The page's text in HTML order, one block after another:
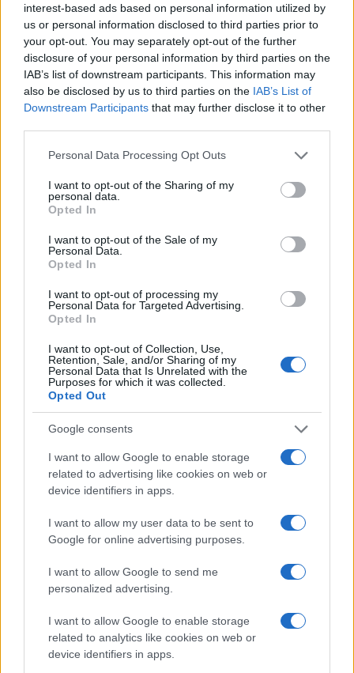
interest-based ads based on personal information utilized by
us or personal information disclosed to third parties prior to
your opt-out. You may separately opt-out of the further
disclosure of your personal information by third parties on the
IAB’s list of downstream participants. This information may
also be disclosed by us to third parties on the IAB’s List of
Downstream Participants that may further disclose it to other
Please note that this website/app uses one or more Google
not limited to your visit or usage behaviour. You may click to
grant or deny consent to Google and its third-party tags to
use your data for below specified purposes in below Google
consent section.
Personal Data Processing Opt Outs
I want to opt-out of the Sharing of my
personal data.
Opted In
I want to opt-out of the Sale of my
Personal Data.
Opted In
I want to opt-out of processing my
Personal Data for Targeted Advertising.
Opted In
I want to opt-out of Collection, Use,
Retention, Sale, and/or Sharing of my
Personal Data that Is Unrelated with the
Purposes for which it was collected.
Opted Out
Google consents
I want to allow Google to enable storage
related to advertising like cookies on web or
device identifiers in apps.
I want to allow my user data to be sent to
Google for online advertising purposes.
I want to allow Google to send me
personalized advertising.
I want to allow Google to enable storage
related to analytics like cookies on web or
device identifiers in apps.
Preparati a un’esperienza che va oltre la semplice
visione di film:
Cinemoda Club
è un viaggio
attraverso l’arte, la creatività e la cultura, destinato
a lasciare un segno indelebile nel cuore di tutti gli
appassionati. Resta aggiornato su questo evento
AUTORE
Continua a leggere